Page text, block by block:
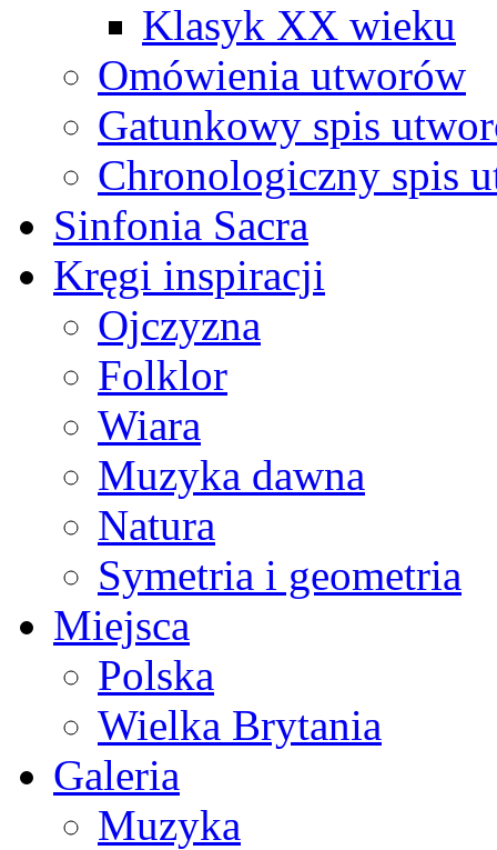
Klasyk XX wieku
Omówienia utworów
Gatunkowy spis
Chronologiczny spis
Sinfonia Sacra
Kręgi inspiracji
Ojczyzna
Folklor
Wiara
Muzyka dawna
Natura
Symetria i geometria
Miejsca
Polska
Wielka Brytania
Galeria
Muzyka